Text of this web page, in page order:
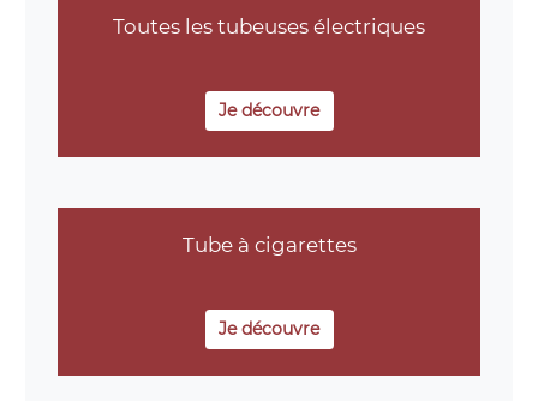
Toutes les tubeuses électriques
Je découvre
Tube à cigarettes
Je découvre